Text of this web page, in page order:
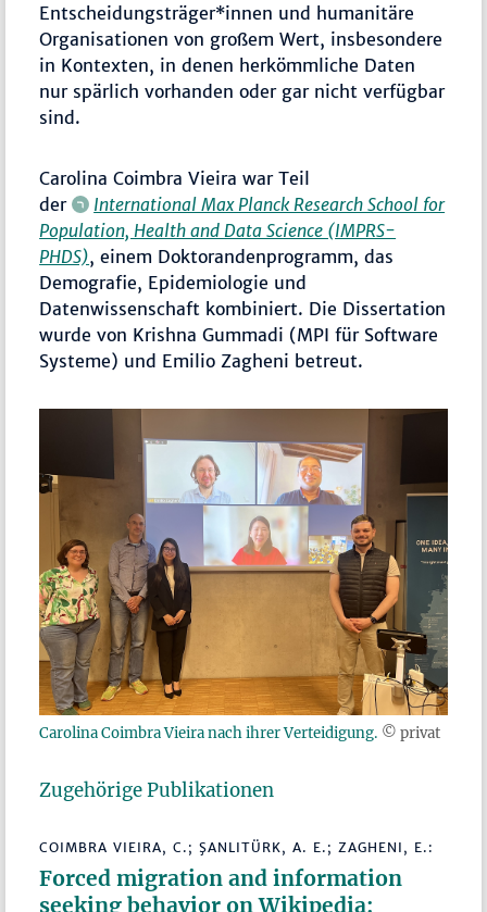
Entscheidungsträger*innen und humanitäre
Organisationen von großem Wert, insbesondere
in Kontexten, in denen herkömmliche Daten
nur spärlich vorhanden oder gar nicht verfügbar
sind.
Carolina Coimbra Vieira war Teil
der
International Max Planck Research School for
Population, Health and Data Science (IMPRS-
PHDS), einem Doktorandenprogramm, das
Demografie, Epidemiologie und
Datenwissenschaft kombiniert. Die Dissertation
wurde von Krishna Gummadi (MPI für Software
Systeme) und Emilio Zagheni betreut.
Carolina Coimbra Vieira nach ihrer Verteidigung. © privat
Zugehörige Publikationen
COIMBRA VIEIRA, C.; ŞANLITÜRK, A. E.; ZAGHENI, E.:
Forced migration and information
seeking behavior on Wikipedia: